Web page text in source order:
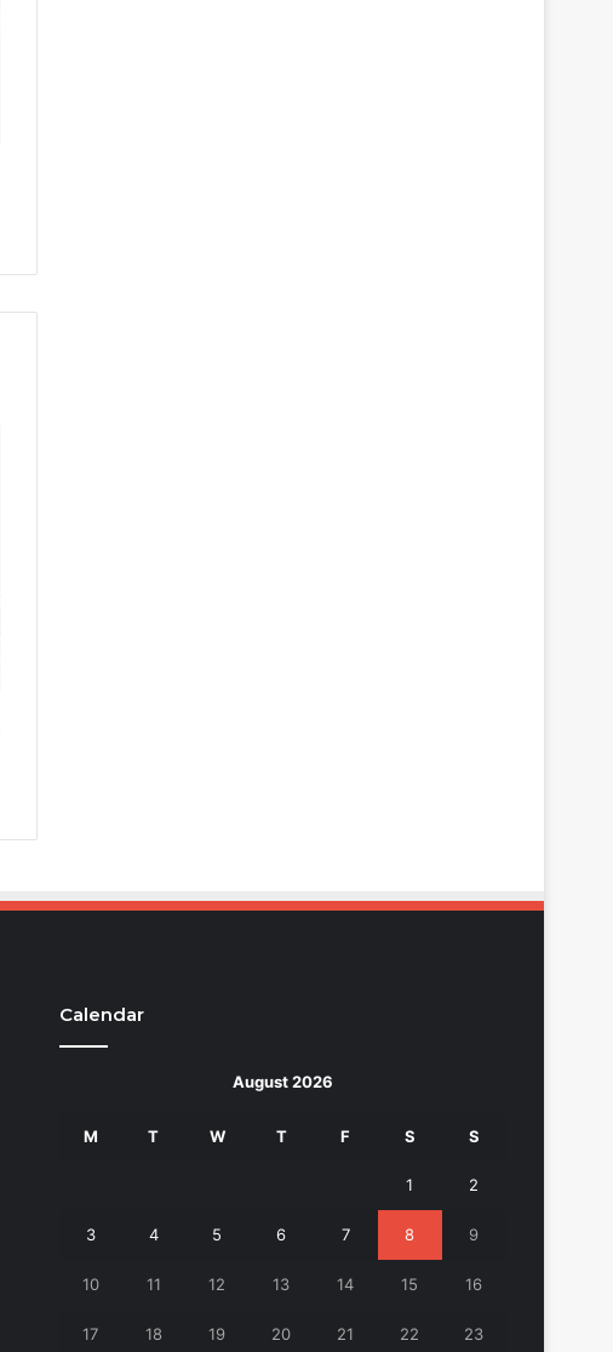
Calendar
August 2026
M T W T F S S
1 2
3 4 5 6 7 8 9
10 11 12 13 14 15 16
17 18 19 20 21 22 23